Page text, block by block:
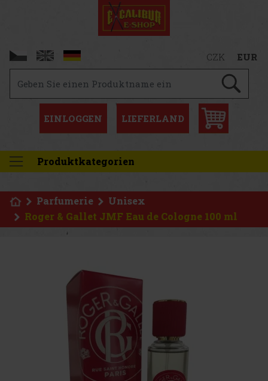
CZK EUR
EINLOGGEN LIEFERLAND
Produktkategorien
Parfumerie
Unisex
Roger & Gallet JMF Eau de Cologne 100 ml